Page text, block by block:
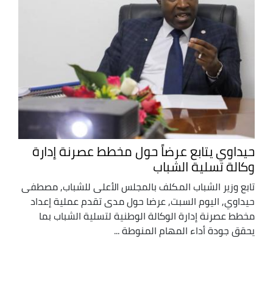
حيداوي يتابع عرضاً حول مخطط عصرنة إدارة
وكالة تسلية الشباب
تابع وزير الشباب المكلف بالمجلس الأعلى للشباب, مصطفى
حيداوي, اليوم السبت, عرضا حول مدى تقدم عملية إعداد
مخطط عصرنة إدارة الوكالة الوطنية لتسلية الشباب بما
يحقق جودة أداء المهام المنوطة ...